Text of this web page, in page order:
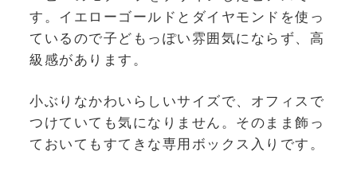
す。イエローゴールドとダイヤモンドを使っ
ているので子どもっぽい雰囲気にならず、高
級感があります。
小ぶりなかわいらしいサイズで、オフィスで
つけていても気になりません。そのまま飾っ
ておいてもすてきな専用ボックス入りです。